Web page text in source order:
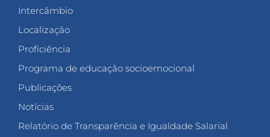
Intercâmbio
Localização
Proficiência
Programa de educação socioemocional
Publicações
Notícias
Relatório de Transparência e Igualdade Salarial